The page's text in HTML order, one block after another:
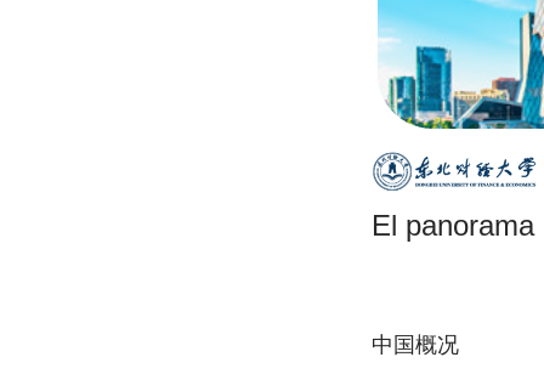
El panorama
中国概况